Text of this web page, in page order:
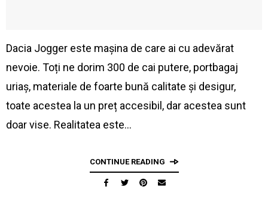
Dacia Jogger este mașina de care ai cu adevărat
nevoie. Toți ne dorim 300 de cai putere, portbagaj
uriaș, materiale de foarte bună calitate și desigur,
toate acestea la un preț accesibil, dar acestea sunt
doar vise. Realitatea este…
CONTINUE READING